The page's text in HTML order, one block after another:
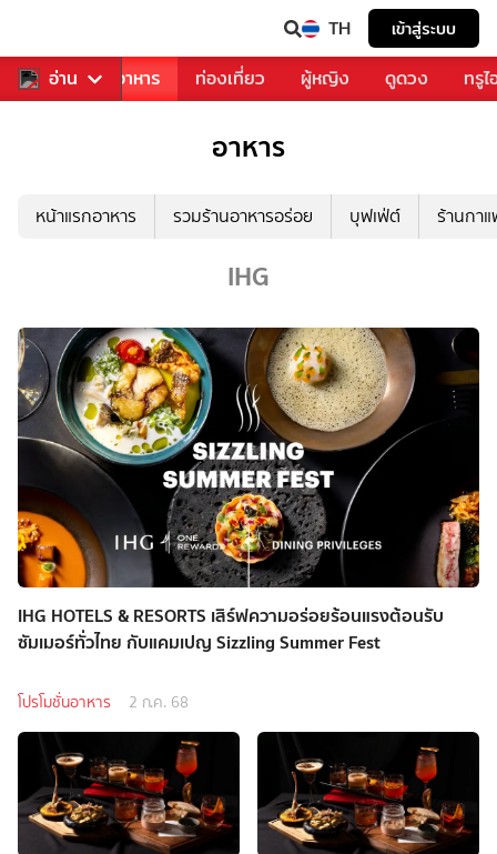
TH เข้าสู่ระบบ
อ่าน
การเพลง อาหาร ท่องเที่ยว ผู้หญิง ดูดวง ทรู
อาหาร
หน้าแรกอาหาร รวมร้านอาหารอร่อย บุฟเฟ่ต์ ร้านกา
IHG
IHG HOTELS & RESORTS เสิร์ฟความอร่อยร้อนแรงต้อนรับ
ซัมเมอร์ทั่วไทย กับแคมเปญ Sizzling Summer Fest
โปรโมชั่นอาหาร 2 ก.ค. 68